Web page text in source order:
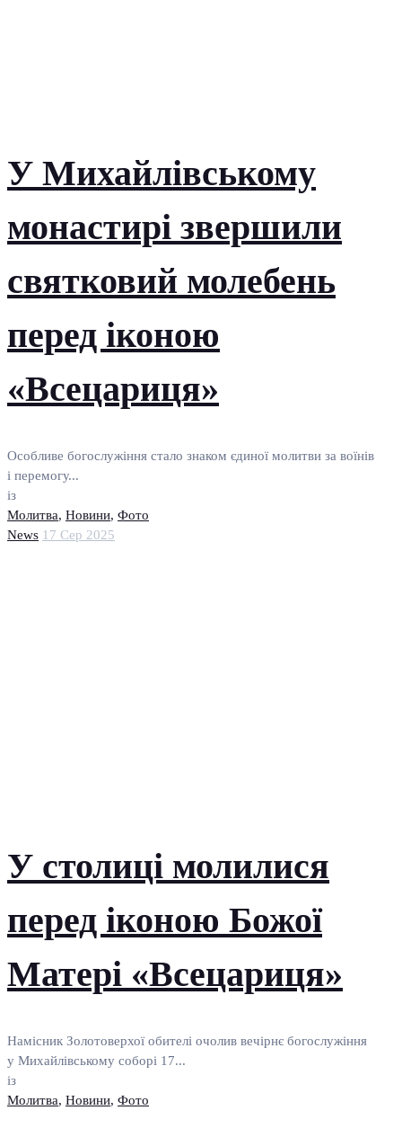
У Михайлівському
монастирі звершили
святковий молебень
перед іконою
«Всецариця»
Особливе богослужіння стало знаком єдиної молитви за воїнів
і перемогу...
із
Молитва, Новини, Фото
News 17 Сер 2025
У столиці молилися
перед іконою Божої
Матері «Всецариця»
Намісник Золотоверхої обителі очолив вечірнє богослужіння
у Михайлівському соборі 17...
із
Молитва, Новини, Фото